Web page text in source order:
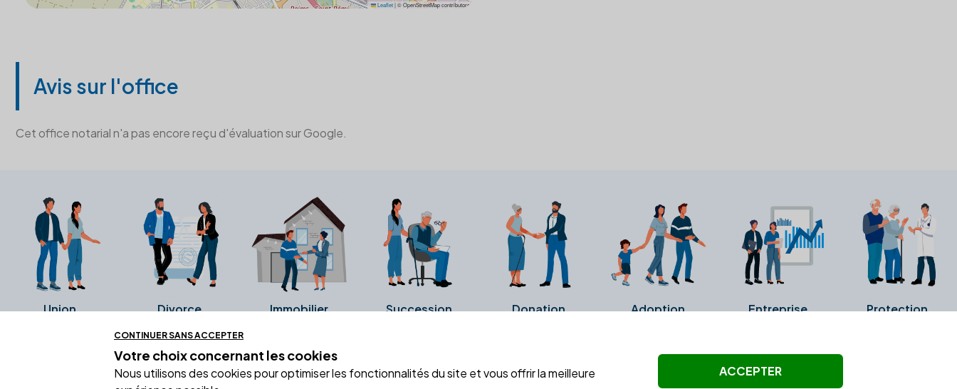
Leaflet |© OpenStreetMap contributors
Avis sur l'office
Cet office notarial n'a pas encore reçu d'évaluation sur Google.
Union Divorce Immobilier Succession Donation Adoption Entreprise Protection
Ces avis proviennent directement de la fiche Google Business de l'office notarial. Ils n'ont ni été collectés ni été vérifiés par Alexia.fr.
CONTINUER SANS ACCEPTER
Votre choix concernant les cookies
Nous utilisons des cookies pour optimiser les fonctionnalités du site et vous offrir la meilleure
ACCEPTER